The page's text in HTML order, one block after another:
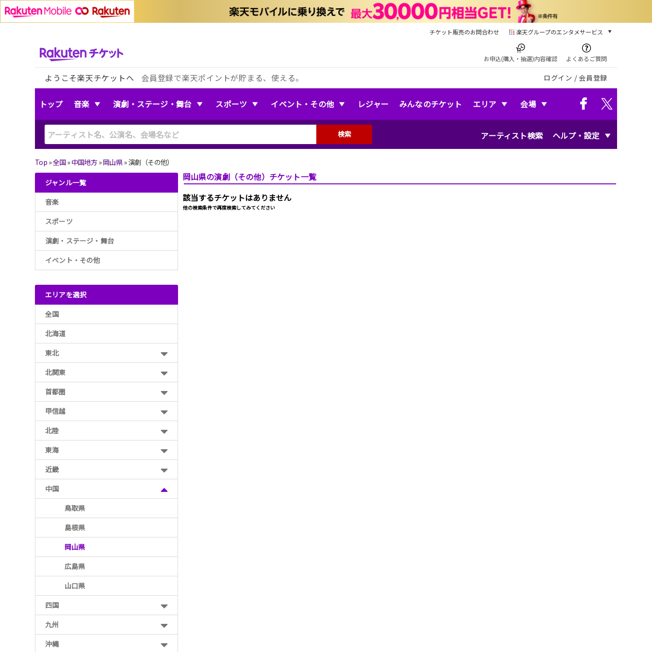
チケット販売のお問合わせ 楽天グループのエンタメサービス
本/ゲーム/CD/DVD
楽天ブックス
電子書籍
楽天Kobo
音楽配信
動画配信ガイド
お申込(購入・抽選)内容確認 よくあるご質問
ようこそ楽天チケットへ 会員登録で楽天ポイントが貯まる、使える。 ログイン / 会員登録
トップ 音楽 演劇・ステージ・舞台 スポーツ イベント・その他 レジャー みんなのチケット エリア 会場
アーティスト検索 ヘルプ・設定
検索
Top »全国»中国地方»岡山県»演劇（その他）
ジャンル一覧
音楽
スポーツ
演劇・ステージ・舞台
イベント・その他
エリアを選択
全国
北海道
東北
北関東
首都圏
甲信越
北陸
東海
近畿
中国
鳥取県
島根県
岡山県
広島県
山口県
四国
九州
沖縄
岡山県の演劇（その他）チケット一覧
該当するチケットはありません
他の検索条件で再度検索してみてください